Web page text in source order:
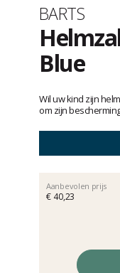
Merk
BARTS
Blue
oordeel
van
Wil uw kind zijn
om zijn
Aanbevolen prijs
€ 40,23
Éénheidsprijs,